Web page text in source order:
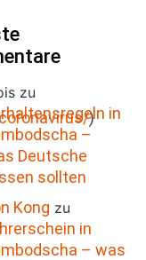
)
zu
in
–
Deutsche
sollten
Kong zu
in
– was